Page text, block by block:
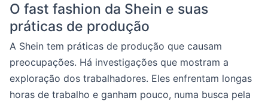
O fast fashion da Shein e suas
práticas de produção
A Shein tem práticas de produção que causam
preocupações. Há investigações que mostram a
exploração dos trabalhadores. Eles enfrentam longas
horas de trabalho e ganham pouco, numa busca pela